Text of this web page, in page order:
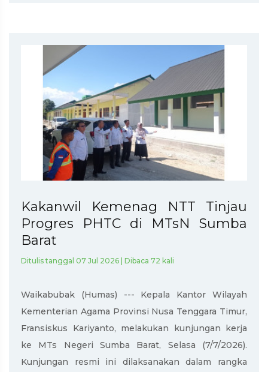
Kakanwil Kemenag NTT Tinjau
Progres PHTC di MTsN Sumba
Barat
Ditulis tanggal 07 Jul 2026 | Dibaca 72 kali
Waikabubak (Humas) --- Kepala Kantor Wilayah
Kementerian Agama Provinsi Nusa Tenggara Timur,
Fransiskus Kariyanto, melakukan kunjungan kerja
ke MTs Negeri Sumba Barat, Selasa (7/7/2026).
Kunjungan resmi ini dilaksanakan dalam rangka